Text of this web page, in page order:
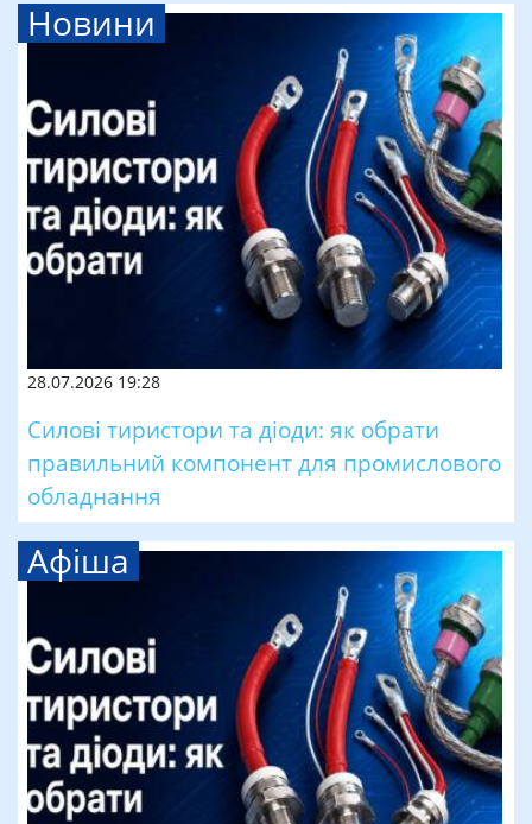
Новини
28.07.2026 19:28
Силові тиристори та діоди: як обрати
правильний компонент для промислового
обладнання
Афіша